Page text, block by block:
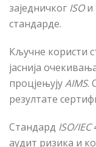
заједничког ISO и
стандарде.
Кључне користи
јаснија
процјењујуAIMS.
резултате
Стандард ISO/IEC
аудит ризика и